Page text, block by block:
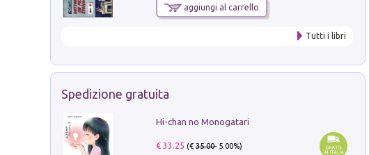
aggiungi al carrello
Tutti i libri
Spedizione gratuita
Hi-chan no Monogatari
€ 33.25 (€35.00- 5.00%)